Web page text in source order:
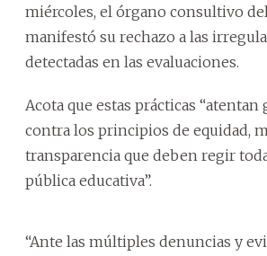
miércoles, el órgano consultivo
manifestó su rechazo a las
detectadas en las evaluaciones.
Acota que estas prácticas “atentan
contra los principios de equidad,
transparencia que deben regir
pública educativa”.
“Ante las múltiples denuncias y